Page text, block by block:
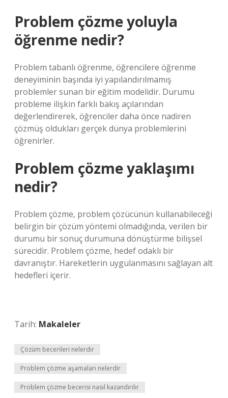
Problem çözme yoluyla
öğrenme nedir?
Problem tabanlı öğrenme, öğrencilere öğrenme
deneyiminin başında iyi yapılandırılmamış
problemler sunan bir eğitim modelidir. Durumu
probleme ilişkin farklı bakış açılarından
değerlendirerek, öğrenciler daha önce nadiren
çözmüş oldukları gerçek dünya problemlerini
öğrenirler.
Problem çözme yaklaşımı
nedir?
Problem çözme, problem çözücünün kullanabileceği
belirgin bir çözüm yöntemi olmadığında, verilen bir
durumu bir sonuç durumuna dönüştürme bilişsel
sürecidir. Problem çözme, hedef odaklı bir
davranıştır. Hareketlerin uygulanmasını sağlayan alt
hedefleri içerir.
Tarih: Makaleler
Çözüm becerileri nelerdir
Problem çözme aşamaları nelerdir
Problem çözme becerisi nasıl kazandırılır